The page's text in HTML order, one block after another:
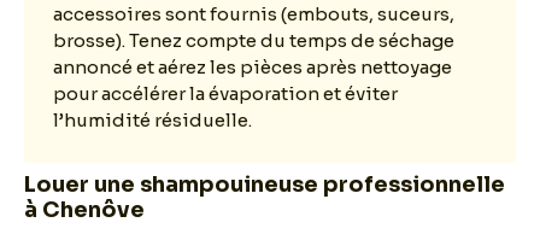
accessoires sont fournis (embouts, suceurs,
brosse). Tenez compte du temps de séchage
annoncé et aérez les pièces après nettoyage
pour accélérer la évaporation et éviter
l’humidité résiduelle.
Louer une shampouineuse professionnelle
à Chenôve